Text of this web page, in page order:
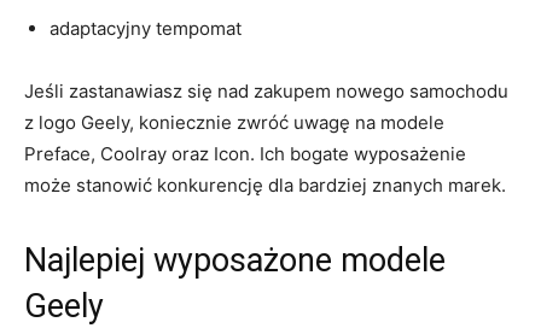
adaptacyjny tempomat
Jeśli zastanawiasz się nad zakupem nowego ‍samochodu‍
z logo Geely, koniecznie zwróć uwagę ⁢na modele
Preface,‌ Coolray oraz Icon.⁢ Ich bogate wyposażenie
może stanowić⁤ konkurencję dla bardziej znanych marek.
Najlepiej wyposażone modele
Geely